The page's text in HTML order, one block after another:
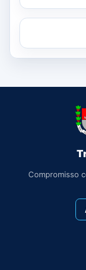
Compromisso